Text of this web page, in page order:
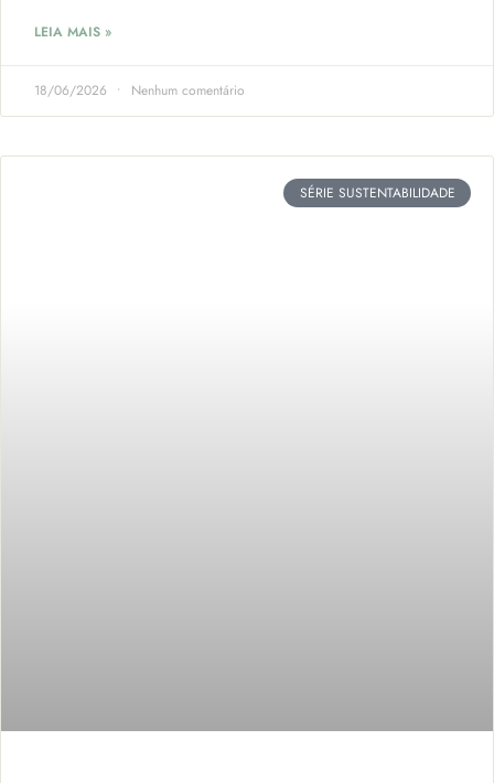
LEIA MAIS »
18/06/2026 Nenhum comentário
SÉRIE SUSTENTABILIDADE